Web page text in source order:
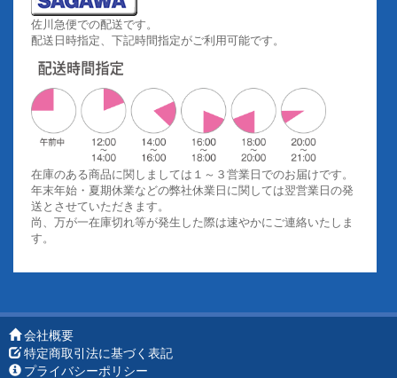
佐川急便での配送です。
配送日時指定、下記時間指定がご利用可能です。
在庫のある商品に関しましては１～３営業日でのお届けです。
年末年始・夏期休業などの弊社休業日に関しては翌営業日の発
送とさせていただきます。
尚、万が一在庫切れ等が発生した際は速やかにご連絡いたしま
す。
会社概要
特定商取引法に基づく表記
プライバシーポリシー